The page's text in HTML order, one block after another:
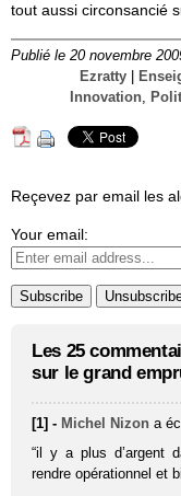
tout aussi circonsancié
Publié le 20 novembre
Ezratty
Innovation,
Reçevez par email les
Your email:
Les 25
sur le grand
[1] - Michel Nizon a
“il y a plus d’argent
rendre opérationnel et